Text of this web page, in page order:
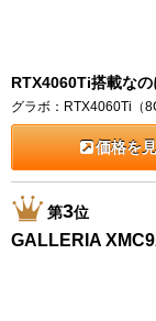
RTX4060Ti搭載なの
グラボ：RTX4060Ti（
価格を
第3位
GALLERIA